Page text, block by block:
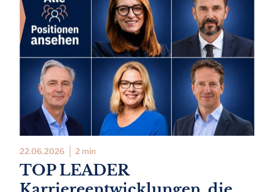
22.06.2026 2 min
TOP LEADER